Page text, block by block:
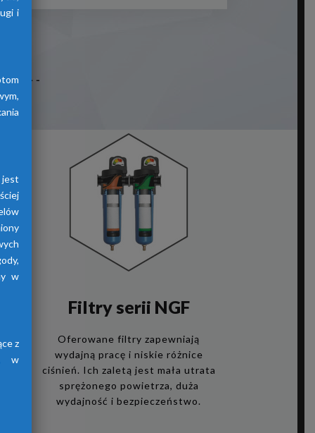
Filtry serii NGF
Oferowane filtry zapewniają
wydajną pracę i niskie różnice
ciśnień. Ich zaletą jest mała utrata
sprężonego powietrza, duża
wydajność i bezpieczeństwo.
i
jest
w
z
w